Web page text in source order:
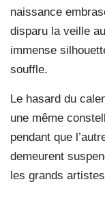
naissance
disparu la veille
immense
souffle.
Le hasard du
une même
pendant que
demeurent
les grands